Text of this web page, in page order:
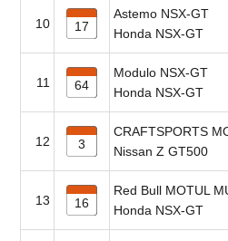
10 17
Astemo NSX-GT
Honda NSX-GT
11 64
Modulo NSX-GT
Honda NSX-GT
12 3
CRAFTSPORTS
Nissan Z GT500
13 16
Red Bull MOTUL
Honda NSX-GT